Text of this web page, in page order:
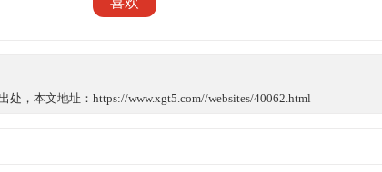
处，本文地址：https://www.xgt5.com//websites/40062.html